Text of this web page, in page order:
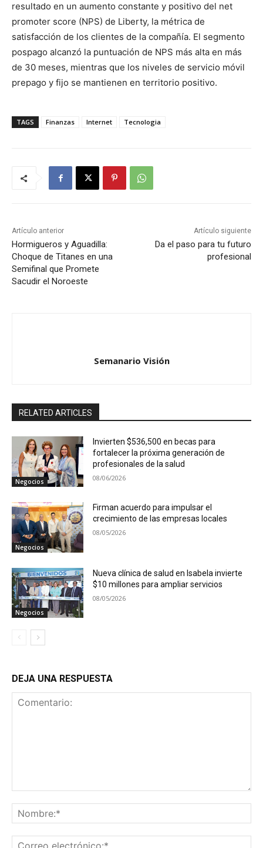
resultado en un aumento constante y positivo del net
promoter score (NPS) de Liberty, la métrica de
satisfacción de los clientes de la compañía. El segmento
pospago alcanzó la puntuación de NPS más alta en más
de 30 meses, mientras que los niveles de servicio móvil
prepago y fijo se mantienen en territorio positivo.
TAGS Finanzas Internet Tecnologia
Artículo anterior
Hormigueros y Aguadilla:
Choque de Titanes en una
Semifinal que Promete
Sacudir el Noroeste
Artículo siguiente
Da el paso para tu futuro
profesional
Semanario Visión
RELATED ARTICLES
Negocios
Invierten $536,500 en becas para
fortalecer la próxima generación de
profesionales de la salud
08/06/2026
Negocios
Firman acuerdo para impulsar el
crecimiento de las empresas locales
08/05/2026
Negocios
Nueva clínica de salud en Isabela invierte
$10 millones para ampliar servicios
08/05/2026
DEJA UNA RESPUESTA